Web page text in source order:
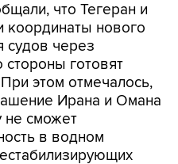
судов через
готовят
этом отмечалось,
Ирана и Омана
не сможет
в водном